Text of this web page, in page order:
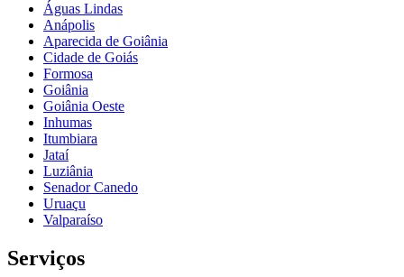
Águas Lindas
Anápolis
Aparecida de Goiânia
Cidade de Goiás
Formosa
Goiânia
Goiânia Oeste
Inhumas
Itumbiara
Jataí
Luziânia
Senador Canedo
Uruaçu
Valparaíso
Serviços